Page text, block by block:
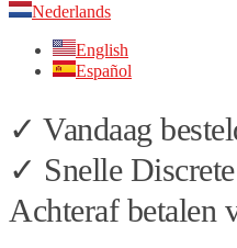
Nederlands
English
Español
✓ Vandaag
✓ Snelle
Achteraf betalen